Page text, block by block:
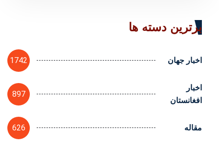
برترین دسته ها
اخبار جهان 1742
اخبار
افغانستان
897
مقاله 626